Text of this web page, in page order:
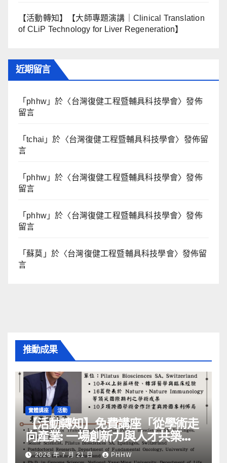
【活動轉知】【大師專題演講｜Clinical Translation
of CLiP Technology for Liver Regeneration】
近期留言
「 phhw 」於〈台灣復健工程暨輔具科技學會〉發佈
留言
「tchai 」於〈台灣復健工程暨輔具科技學會〉發佈留
言
「 phhw 」於〈台灣復健工程暨輔具科技學會〉發佈
留言
「 phhw 」於〈台灣復健工程暨輔具科技學會〉發佈
留言
「蘇莫 」於〈台灣復健工程暨輔具科技學會〉發佈留
言
推動成果
實體講座 活動
【活動轉知】免費講座「從學術走
向產業: ⼀場創新力與⼈才共築的
旅程」
2026 年 7 月 21 日 PHHW